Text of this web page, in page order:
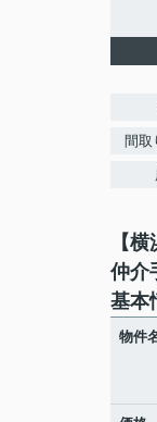
間取
【
仲介
基本
物件